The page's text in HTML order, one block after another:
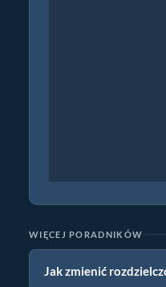
WIĘCEJ PORADNIKÓW
Jak zmienić